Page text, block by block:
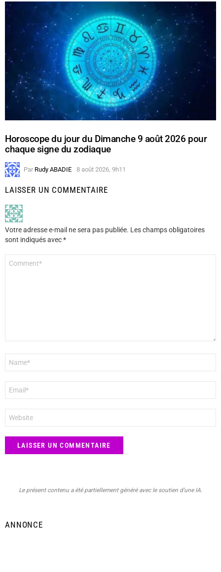
Horoscope du jour du Dimanche 9 août 2026 pour
chaque signe du zodiaque
Par Rudy ABADIE 8 août 2026, 9h11
LAISSER UN COMMENTAIRE
Votre adresse e-mail ne sera pas publiée. Les champs obligatoires
sont indiqués avec*
mail
*
web
Le présent contenu a été partiellement généré avec le soutien d’une IA.
ANNONCE